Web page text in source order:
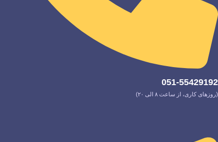
051-55429192
(روزهای کاری، از ساعت ۸ الی ۲۰)